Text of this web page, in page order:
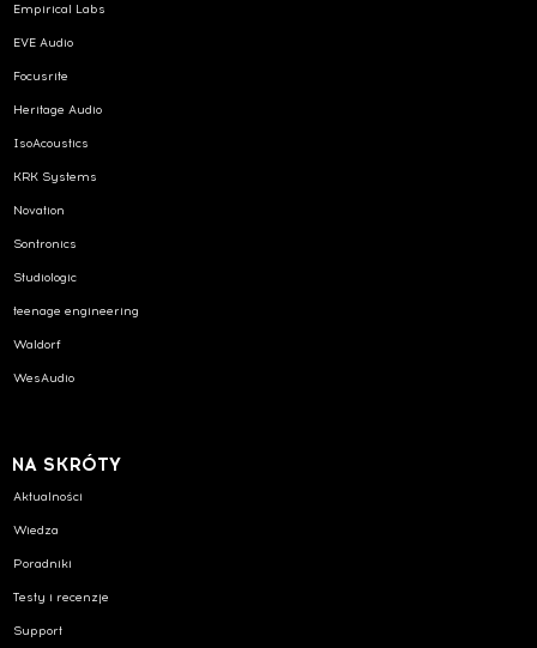
Empirical Labs
EVE Audio
Focusrite
Heritage Audio
IsoAcoustics
KRK Systems
Novation
Sontronics
Studiologic
teenage engineering
Waldorf
WesAudio
NA SKRÓTY
Aktualności
Wiedza
Poradniki
Testy i recenzje
Support